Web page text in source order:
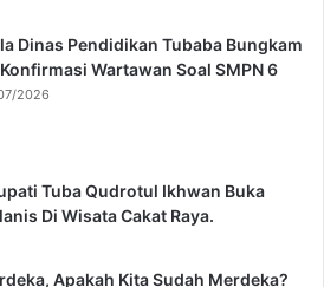
Dinas Pendidikan Tubaba Bungkam
Wartawan Soal SMPN 6
2026
Tuba Qudrotul Ikhwan Buka
Di Wisata Cakat Raya.
Apakah Kita Sudah Merdeka?